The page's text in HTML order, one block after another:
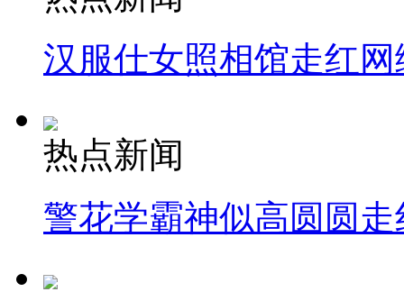
汉服仕女照相馆走红网
热点新闻
警花学霸神似高圆圆走